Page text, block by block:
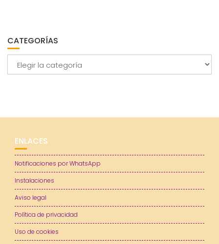
CATEGORÍAS
ENLACES
Notificaciones por WhatsApp
Instalaciones
Aviso legal
Política de privacidad
Uso de cookies